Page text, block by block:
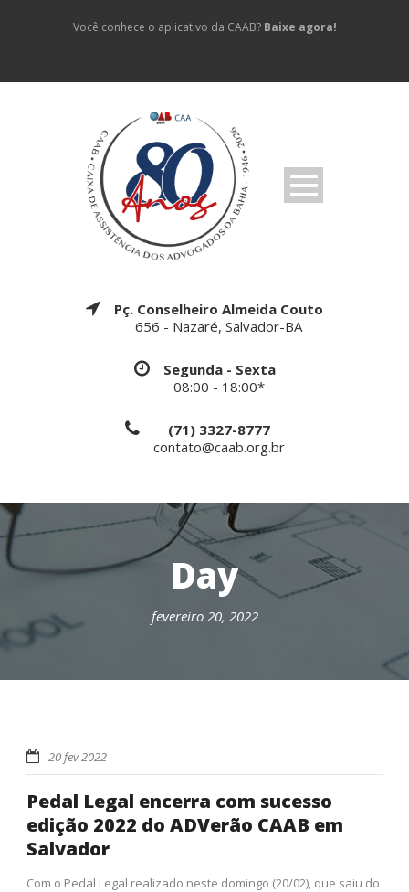
Você conhece o aplicativo da CAAB? Baixe agora!
Pç. Conselheiro Almeida Couto
656 - Nazaré, Salvador-BA
Segunda - Sexta
08:00 - 18:00*
(71) 3327-8777
contato@caab.org.br
Day
fevereiro 20, 2022
20 fev 2022
Pedal Legal encerra com sucesso
edição 2022 do ADVerão CAAB em
Salvador
Com o Pedal Legal realizado neste domingo (20/02), que saiu do